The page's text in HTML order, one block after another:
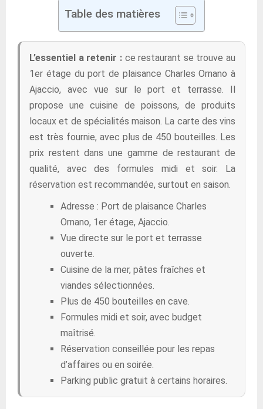
Table des matières
L’essentiel a retenir :ce restaurant se trouve au
1er étage du port de plaisance Charles Ornano à
Ajaccio, avec vue sur le port et terrasse. Il
propose une cuisine de poissons, de produits
locaux et de spécialités maison. La carte des vins
est très fournie, avec plus de 450 bouteilles. Les
prix restent dans une gamme de restaurant de
qualité, avec des formules midi et soir. La
réservation est recommandée, surtout en saison.
Adresse : Port de plaisance Charles
Ornano, 1er étage, Ajaccio.
Vue directe sur le port et terrasse
ouverte.
Cuisine de la mer, pâtes fraîches et
viandes sélectionnées.
Plus de 450 bouteilles en cave.
Formules midi et soir, avec budget
maîtrisé.
Réservation conseillée pour les repas
d’affaires ou en soirée.
Parking public gratuit à certains horaires.